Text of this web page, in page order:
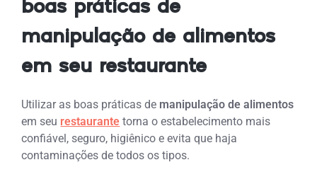
boas práticas de
manipulação de alimentos
em seu restaurante
Utilizar as boas práticas de manipulação de alimentos
em seu restaurante torna o estabelecimento mais
confiável, seguro, higiênico e evita que haja
contaminações de todos os tipos.